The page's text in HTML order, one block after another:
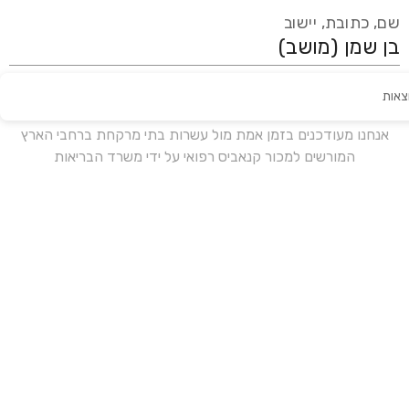
שם, כתובת, יישוב
אנחנו מעודכנים בזמן אמת מול עשרות בתי מרקחת ברחבי הארץ
המורשים למכור קנאביס רפואי על ידי משרד הבריאות